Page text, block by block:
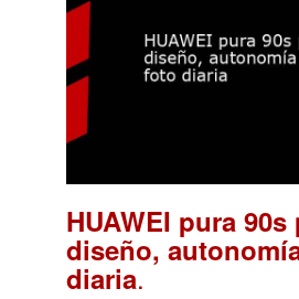
HUAWEI pura 90s
diseño,
diaria.